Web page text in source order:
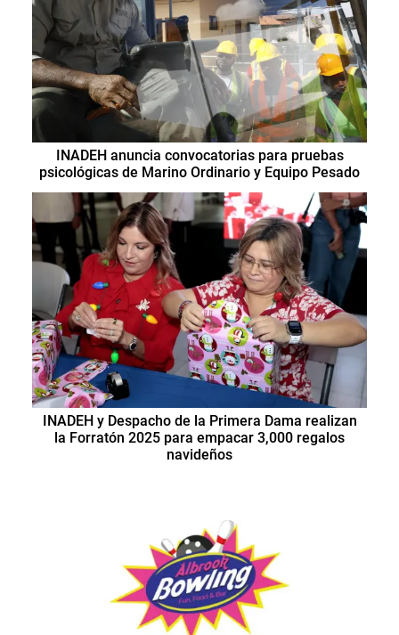
INADEH anuncia convocatorias para pruebas
psicológicas de Marino Ordinario y Equipo Pesado
INADEH y Despacho de la Primera Dama realizan
la Forratón 2025 para empacar 3,000 regalos
navideños